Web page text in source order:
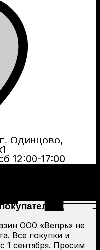
Одинцово,
12:00-17:00
ООО «Вепрь» не
Все покупки и
1 сентября. Просим